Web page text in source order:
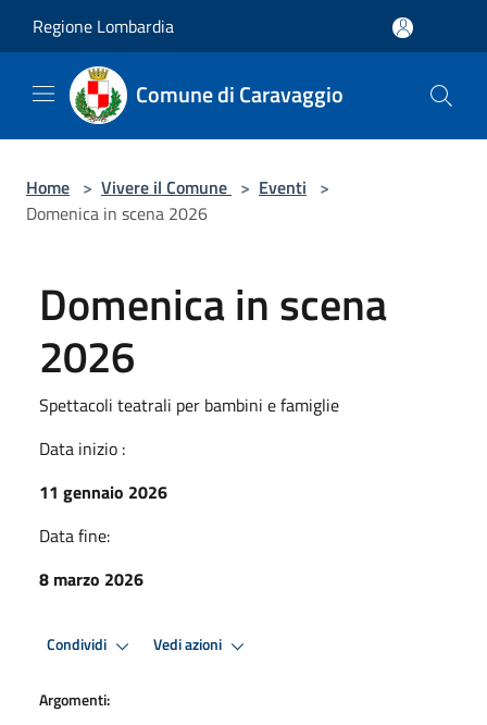
Regione Lombardia
Comune di Caravaggio
Home > Vivere il Comune > Eventi >
Domenica in scena 2026
Domenica in scena
2026
Spettacoli teatrali per bambini e famiglie
Data inizio :
11 gennaio 2026
Data fine:
8 marzo 2026
Condividi Vedi azioni
Argomenti: